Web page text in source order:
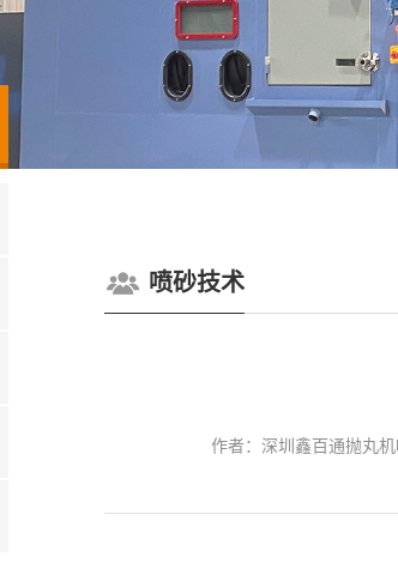
喷砂技术
作者：深圳鑫百通抛丸